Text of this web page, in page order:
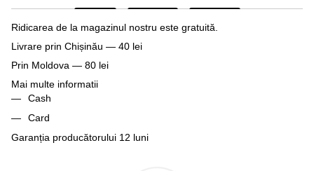
Ridicarea de la magazinul nostru este gratuită.
Livrare prin Chișinău — 40 lei
Prin Moldova — 80 lei
Mai multe informatii
Cash
Card
Garanția producătorului 12 luni